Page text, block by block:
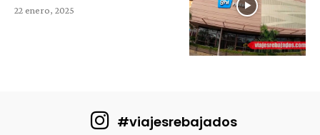
22 enero, 2025
#viajesrebajados